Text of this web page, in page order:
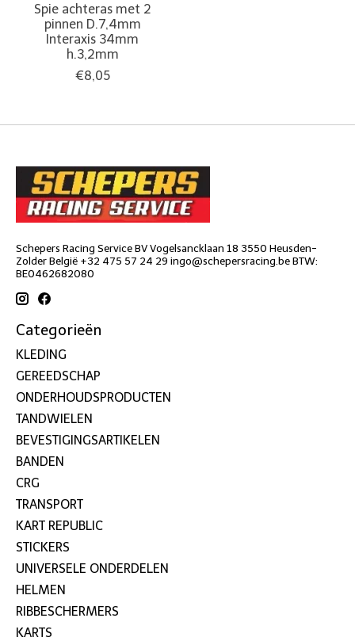
Spie achteras met 2
pinnen D.7,4mm
Interaxis 34mm
h.3,2mm
€8,05
Schepers Racing Service BV Vogelsancklaan 18 3550 Heusden-
Zolder België +32 475 57 24 29 ingo@schepersracing.beBTW:
BE0462682080
Categorieën
KLEDING
GEREEDSCHAP
ONDERHOUDSPRODUCTEN
TANDWIELEN
BEVESTIGINGSARTIKELEN
BANDEN
CRG
TRANSPORT
KART REPUBLIC
STICKERS
UNIVERSELE ONDERDELEN
HELMEN
RIBBESCHERMERS
KARTS